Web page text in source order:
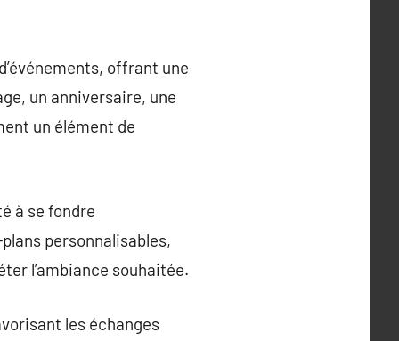
offrant une
un anniversaire, une
un élément de
à se fondre
personnalisables,
l’ambiance souhaitée.
les échanges